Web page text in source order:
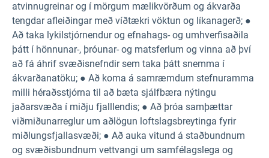
atvinnugreinar og í mörgum mælikvörðum og ákvarða
tengdar afleiðingar með víðtækri vöktun og líkanagerð; ●
Að taka lykilstjórnendur og efnahags- og umhverfisaðila
þátt í hönnunar-, þróunar- og matsferlum og vinna að því
að fá áhrif svæðisnefndir sem taka þátt snemma í
ákvarðanatöku; ● Að koma á samræmdum stefnuramma
milli héraðsstjórna til að bæta sjálfbæra nýtingu
jaðarsvæða í miðju fjalllendis; ● Að þróa samþættar
viðmiðunarreglur um aðlögun loftslagsbreytinga fyrir
miðlungsfjallasvæði; ● Að auka vitund á staðbundnum
og svæðisbundnum vettvangi um samfélagslega og